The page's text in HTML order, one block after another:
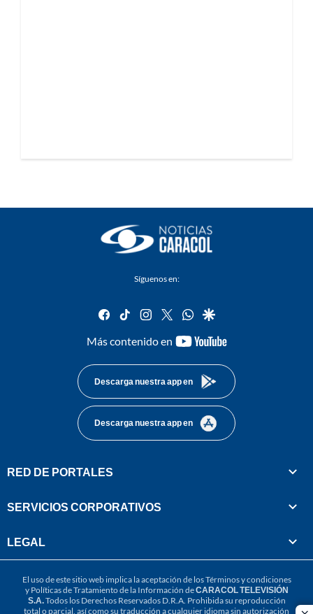
Síguenos en:
facebook
tiktok instagram
twitterwhatsapp
google
Más contenido en
youtube-
Descarga nuestra app en
Descarga nuestra app en
RED DE PORTALES
SERVICIOS CORPORATIVOS
LEGAL
El uso de este sitio web implica la aceptación de losTérminos y condiciones
y Políticas de Tratamiento de la Información deCARACOL TELEVISIÓN
S.A.Todos los Derechos Reservados D.R.A. Prohibida su reproducción
total o parcial, así como su traducción a cualquier idioma sin autorización